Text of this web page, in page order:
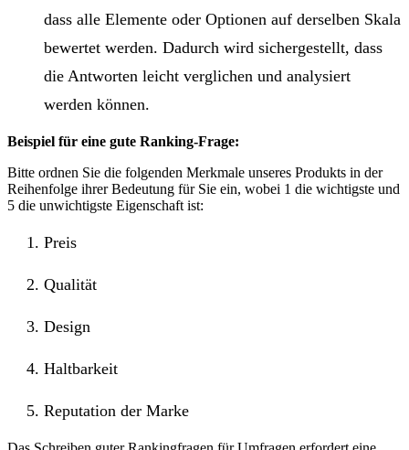
dass alle Elemente oder Optionen auf derselben Skala
bewertet werden. Dadurch wird sichergestellt, dass
die Antworten leicht verglichen und analysiert
werden können.
Beispiel für eine gute Ranking-Frage:
Bitte ordnen Sie die folgenden Merkmale unseres Produkts in der
Reihenfolge ihrer Bedeutung für Sie ein, wobei 1 die wichtigste und
5 die unwichtigste Eigenschaft ist:
Preis
Qualität
Design
Haltbarkeit
Reputation der Marke